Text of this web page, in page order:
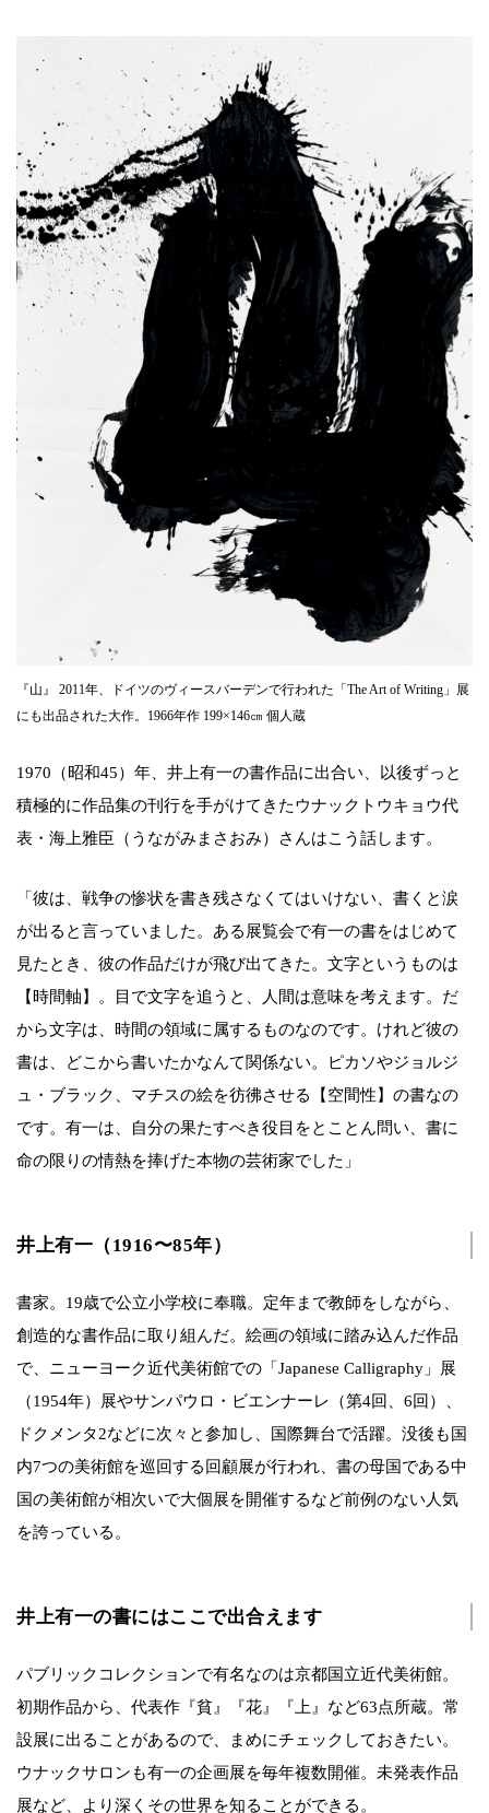
『山』 2011年、ドイツのヴィースバーデンで行われた「The Art of Writing」展
にも出品された大作。1966年作 199×146㎝ 個人蔵
1970（昭和45）年、井上有一の書作品に出合い、以後ずっと
積極的に作品集の刊行を手がけてきたウナックトウキョウ代
表・海上雅臣（うながみまさおみ）さんはこう話します。
「彼は、戦争の惨状を書き残さなくてはいけない、書くと涙
が出ると言っていました。ある展覧会で有一の書をはじめて
見たとき、彼の作品だけが飛び出てきた。文字というものは
【時間軸】。目で文字を追うと、人間は意味を考えます。だ
から文字は、時間の領域に属するものなのです。けれど彼の
書は、どこから書いたかなんて関係ない。ピカソやジョルジ
ュ・ブラック、マチスの絵を彷彿させる【空間性】の書なの
です。有一は、自分の果たすべき役目をとことん問い、書に
命の限りの情熱を捧げた本物の芸術家でした」
井上有一（1916〜85年）
書家。19歳で公立小学校に奉職。定年まで教師をしながら、
創造的な書作品に取り組んだ。絵画の領域に踏み込んだ作品
で、ニューヨーク近代美術館での「Japanese Calligraphy」展
（1954年）展やサンパウロ・ビエンナーレ（第4回、6回）、
ドクメンタ2などに次々と参加し、国際舞台で活躍。没後も国
内7つの美術館を巡回する回顧展が行われ、書の母国である中
国の美術館が相次いで大個展を開催するなど前例のない人気
を誇っている。
井上有一の書にはここで出合えます
パブリックコレクションで有名なのは京都国立近代美術館。
初期作品から、代表作『貧』『花』『上』など63点所蔵。常
設展に出ることがあるので、まめにチェックしておきたい。
ウナックサロンも有一の企画展を毎年複数開催。未発表作品
展など、より深くその世界を知ることができる。